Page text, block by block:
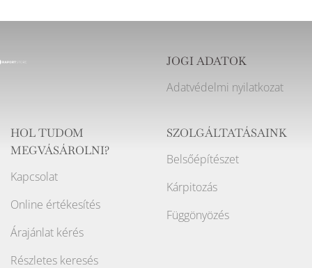
JOGI ADATOK
Adatvédelmi nyilatkozat
HOL TUDOM
MEGVÁSÁROLNI?
Kapcsolat
Online értékesítés
Árajánlat kérés
Részletes keresés
SZOLGÁLTATÁSAINK
Belsőépítészet
Kárpitozás
Függönyözés